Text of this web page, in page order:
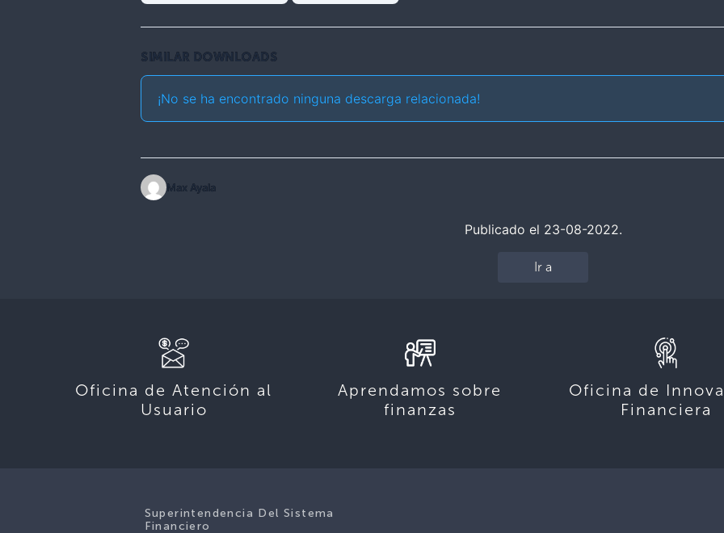
SIMILAR DOWNLOADS
¡No se ha encontrado ninguna descarga relacionada!
Max Ayala
Publicado el 23-08-2022.
Ir a
Oficina de Atención al
Usuario
Aprendamos sobre
finanzas
Oficina de
Financiera
Superintendencia Del Sistema
Financiero